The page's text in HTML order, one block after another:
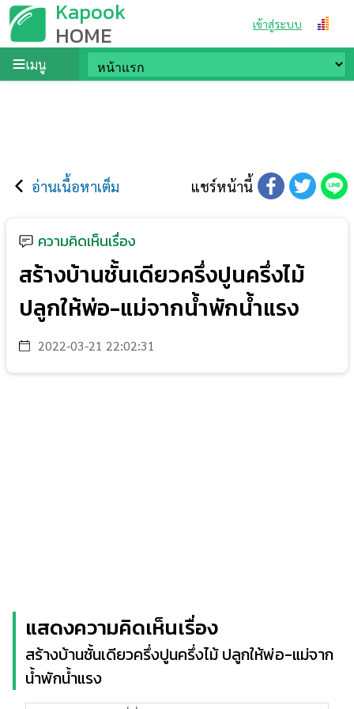
Kapook
HOME เข้าสู่ระบบ
เมนู
อ่านเนื้อหาเต็ม แชร์หน้านี้
ความคิดเห็นเรื่อง
สร้างบ้านชั้นเดียวครึ่งปูนครึ่งไม้
ปลูกให้พ่อ-แม่จากน้ำพักน้ำแรง
2022-03-21 22:02:31
แสดงความคิดเห็นเรื่อง
สร้างบ้านชั้นเดียวครึ่งปูนครึ่งไม้ ปลูกให้พ่อ-แม่จาก
น้ำพักน้ำแรง